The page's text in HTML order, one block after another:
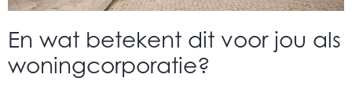
En wat betekent dit voor jou als
woningcorporatie?